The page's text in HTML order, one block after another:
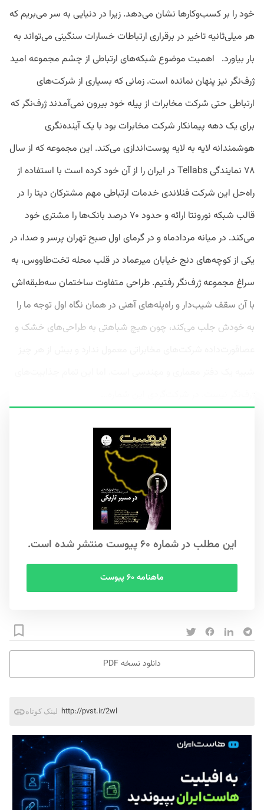
خود را بر کسب‌وکارها نشان می‌دهد. زیرا در دنیایی به سر می‌بریم که
هر میلی‌ثانیه تاخیر در برقراری ارتباطات خسارات سنگینی می‌تواند به
بار بیاورد. اهمیت موضوع شبکه‌های ارتباطی از چشم مجموعه امید
ژرف‌نگر نیز پنهان نمانده است. زمانی‌ که بسیاری از شرکت‌های
ارتباطی حتی شرکت مخابرات از پیله خود بیرون نمی‌آمدند ژرف‌نگر که
برای یک دهه پیمانکار شرکت مخابرات بود با یک آینده‌نگری
هوشمندانه لایه به لایه پوست‌اندازی می‌کند. این مجموعه که از سال
۷۸ نمایندگی Tellabs در ایران را از آن خود کرده است با استفاده از
راه‌حل این شرکت فنلاندی خدمات ارتباطی مهم مشترکان دیتا را در
قالب شبکه نورونتا ارائه و حدود ۷۰ درصد بانک‌ها را مشتری خود
می‌کند. در میانه مردادماه و در گرمای اول صبح تهران پرسر و صدا، در
یکی از کوچه‌های دنج خیابان میرعماد در قلب محله تخت‌طاووس، به
سراغ مجموعه ژرف‌نگر رفتیم. طراحی متفاوت ساختمان سه‌طبقه‌اش
با آن سقف شیب‌دار و راه‌پله‌های آهنی در همان نگاه اول توجه ما را
به خودش جلب می‌کند، چون هیچ شباهتی به طراحی‌های خشک و
این مطلب در شماره ۶۰ پیوست منتشر شده است.
ماهنامه ۶۰ پیوست
دانلود نسخه PDF
لینک کوتاه http://pvst.ir/2wl